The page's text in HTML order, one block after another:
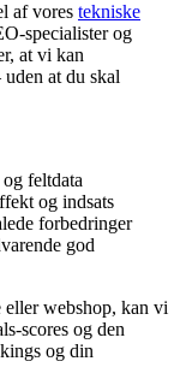
af vores tekniske
specialister og
at vi kan
at du skal
feltdata
og indsats
forbedringer
god
eller webshop, kan vi
scores og den
og din